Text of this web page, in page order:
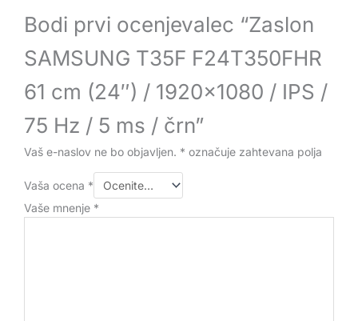
Bodi prvi ocenjevalec “Zaslon
SAMSUNG T35F F24T350FHR
61 cm (24″) / 1920×1080 / IPS /
75 Hz / 5 ms / črn”
Vaš e-naslov ne bo objavljen. * označuje zahtevana polja
Vaša ocena *
Vaše mnenje *